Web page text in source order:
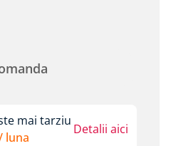
mai tarziu
luna
Detalii aici